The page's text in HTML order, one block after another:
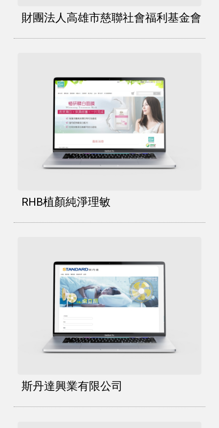
財團法人高雄市慈聯社會福利基金會
RHB植顏純淨理敏
斯丹達興業有限公司